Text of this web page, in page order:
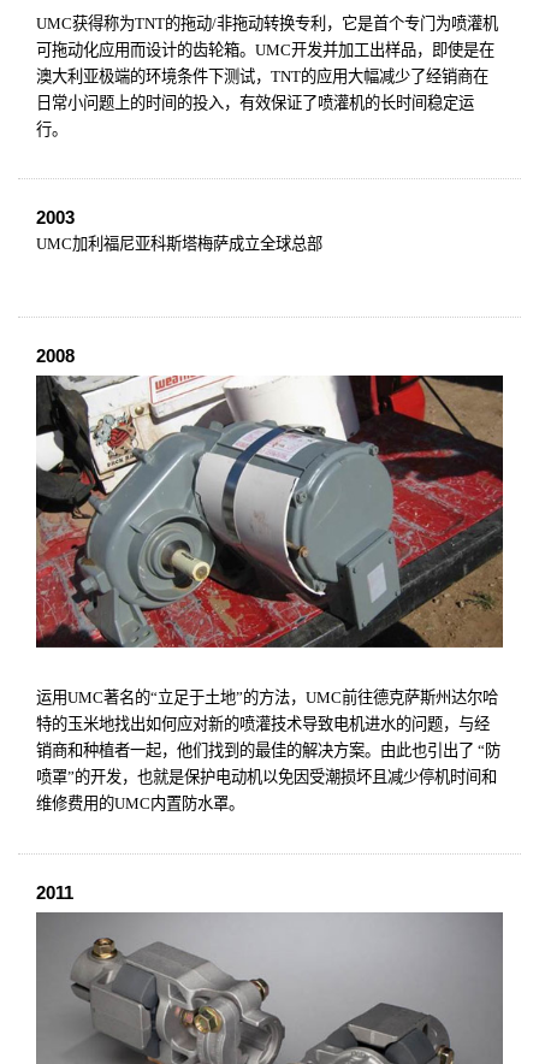
UMC获得称为TNT的拖动/非拖动转换专利，它是首个专门为喷灌机
可拖动化应用而设计的齿轮箱。 UMC开发并加工出样品，即使是在
澳大利亚极端的环境条件下测试， TNT的应用大幅减少了经销商在
日常小问题上的时间的投入，有效保证了喷灌机的长时间稳定运
行。
2003
UMC加利福尼亚科斯塔梅萨成立全球总部
2008
运用UMC著名的“立足于土地”的方法， UMC前往德克萨斯州达尔哈
特的玉米地找出如何应对新的喷灌技术导致电机进水的问题，与经
销商和种植者一起，他们找到的最佳的解决方案。由此也引出了 “防
喷罩”的开发，也就是保护电动机以免因受潮损坏且减少停机时间和
维修费用的UMC内置防水罩。
2011